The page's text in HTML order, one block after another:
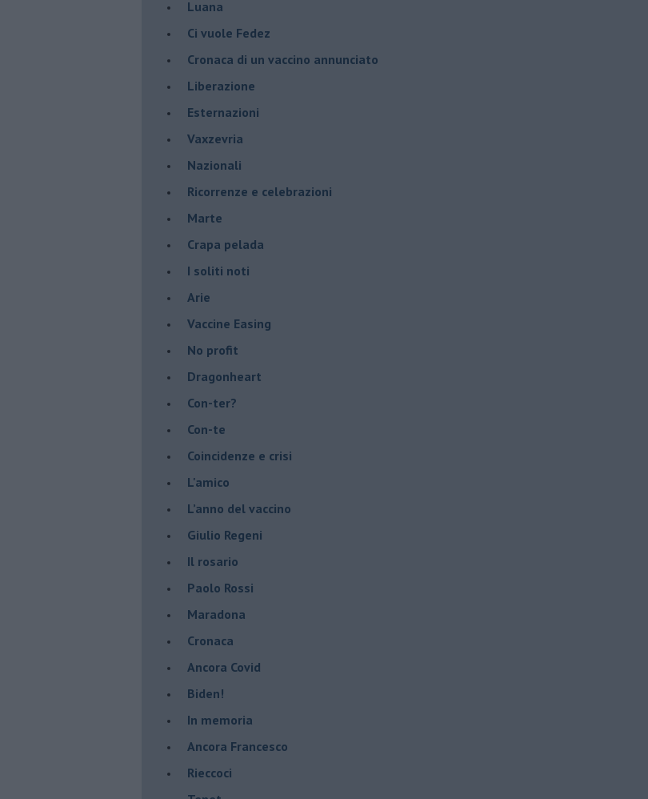
Luana
​Ci vuole Fedez
​Cronaca di un vaccino annunciato
​Liberazione
Esternazioni
Vaxzevria
Nazionali
​Ricorrenze e celebrazioni
Marte
​Crapa pelada
​I soliti noti
Arie
​Vaccine Easing
No profit
Dragonheart
Con-ter?
​Con-te
Coincidenze e crisi
L'amico
​L’anno del vaccino
Giulio Regeni
​Il rosario
Paolo Rossi
Maradona
Cronaca
​Ancora Covid
​Biden!
In memoria
​Ancora Francesco
Rieccoci